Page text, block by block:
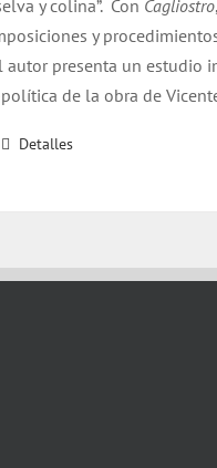
y colina”. Con Cagliostro,
y
autor presenta un
de la obra de
Detalles